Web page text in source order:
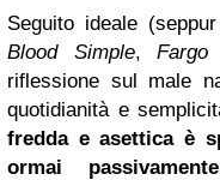
Seguito ideale
Blood Simple,Fargo
riflessione sul male
quotidianità e
fredda e asettica è
ormai